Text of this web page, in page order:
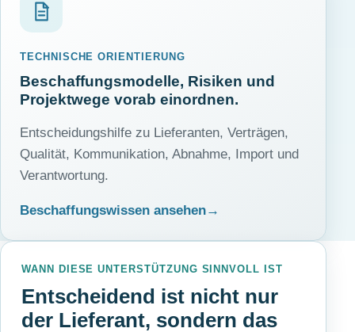
TECHNISCHE ORIENTIERUNG
Beschaffungsmodelle, Risiken und
Projektwege vorab einordnen.
Entscheidungshilfe zu Lieferanten, Verträgen,
Qualität, Kommunikation, Abnahme, Import und
Verantwortung.
Beschaffungswissen ansehen
WANN DIESE UNTERSTÜTZUNG SINNVOLL IST
Entscheidend ist nicht nur
der Lieferant, sondern das